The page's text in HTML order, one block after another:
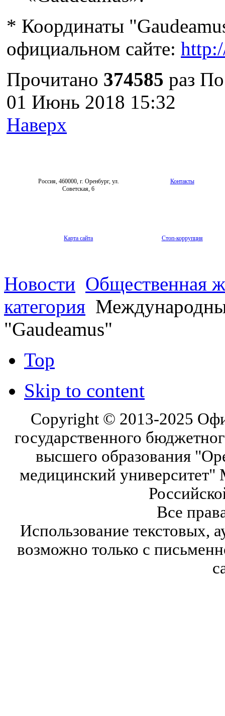
* Координаты
официальном сайте:
Прочитано 374585 раз
01 Июнь 2018 15:32
Наверх
Россия, 460000, г. Оренбург, ул.
Советская, 6
Контакты
Карта сайта Стоп-коррупция
Новости Общественная
категория
"Gaudeamus"
Top
Skip to content
Copyright © 2013-2025
государственного
высшего образования
медицинский университет"
Все
Использование текстовых,
возможно только с